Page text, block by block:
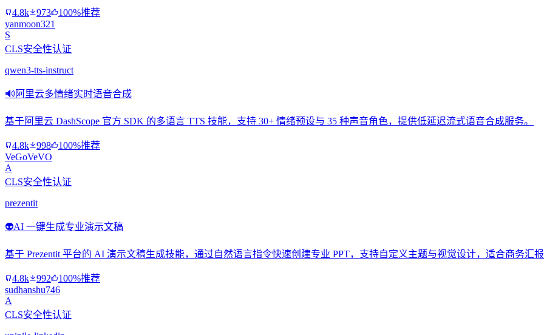
4.8k 973
100%推荐
yanmoon321
S
CLS安全性认证
qwen3-tts-instruct
🔊 阿里云多情绪实时语音合成
基于阿里云 DashScope 官方 SDK 的多语言 TTS 技能，支持 30+ 情绪预设与 35 种声音角色，提供低延迟流式语音合成服务。
4.8k 998
100%推荐
VeGoVeVO
A
CLS安全性认证
prezentit
👽AI 一键生成专业演示文稿
基于 Prezentit 平台的 AI 演示文稿生成技能，通过自然语言指令快速创建专业 PPT，支持自定义主题与视觉设计，适合商务汇
4.8k 992
100%推荐
sudhanshu746
A
CLS安全性认证